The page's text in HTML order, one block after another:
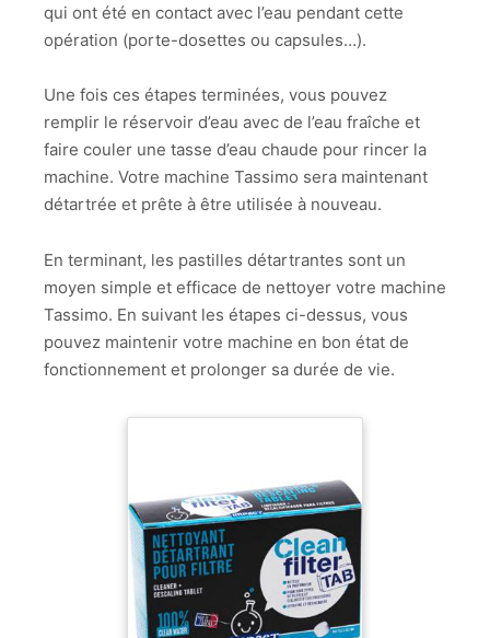
qui ont été en contact avec l’eau pendant cette
opération (porte-dosettes ou capsules…).
Une fois ces étapes terminées, vous pouvez
remplir le réservoir d’eau avec de l’eau fraîche et
faire couler une tasse d’eau chaude pour rincer la
machine. Votre machine Tassimo sera maintenant
détartrée et prête à être utilisée à nouveau.
En terminant, les pastilles détartrantes sont un
moyen simple et efficace de nettoyer votre machine
Tassimo. En suivant les étapes ci-dessus, vous
pouvez maintenir votre machine en bon état de
fonctionnement et prolonger sa durée de vie.